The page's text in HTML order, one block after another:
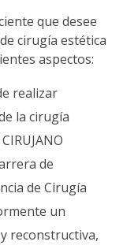
que desee
cirugía estética
aspectos:
realizar
la cirugía
de
de Cirugía
un
reconstructiva,